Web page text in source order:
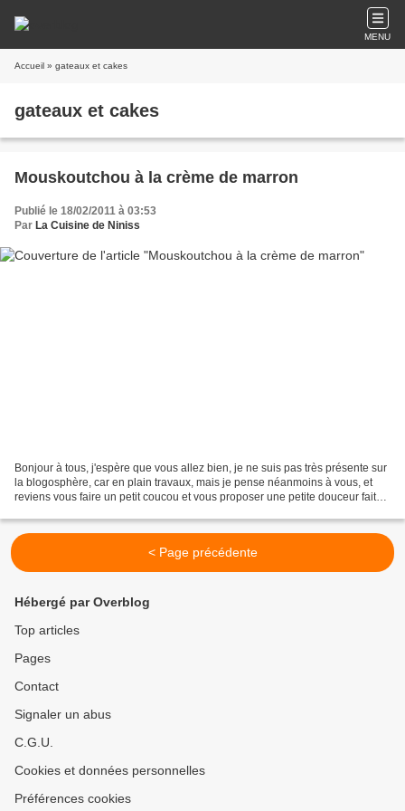
MENU
Accueil » gateaux et cakes
gateaux et cakes
Mouskoutchou à la crème de marron
Publié le 18/02/2011 à 03:53
Par La Cuisine de Niniss
Bonjour à tous, j'espère que vous allez bien, je ne suis pas très présente sur
la blogosphère, car en plain travaux, mais je pense néanmoins à vous, et
reviens vous faire un petit coucou et vous proposer une petite douceur faite
< Page précédente
Hébergé par Overblog
Top articles
Pages
Contact
Signaler un abus
C.G.U.
Cookies et données personnelles
Préférences cookies